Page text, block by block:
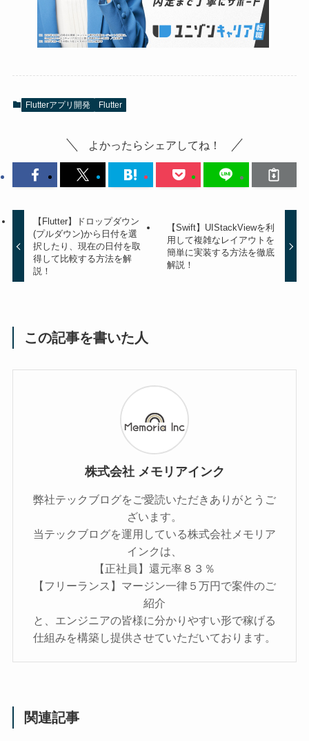
Flutterアプリ開発 Flutter
よかったらシェアしてね！
【Flutter】ドロップダウン
(プルダウン)から日付を選
択したり、現在の日付を取
得して比較する方法を解
説！
【Swift】UIStackViewを利
用して複雑なレイアウトを
簡単に実装する方法を徹底
解説！
この記事を書いた人
株式会社 メモリアインク
弊社テックブログをご愛読いただきありがとうご
ざいます。
当テックブログを運用している株式会社メモリア
インクは、
【正社員】還元率８３％
【フリーランス】マージン一律５万円で案件のご
紹介
と、エンジニアの皆様に分かりやすい形で稼げる
仕組みを構築し提供させていただいております。
関連記事